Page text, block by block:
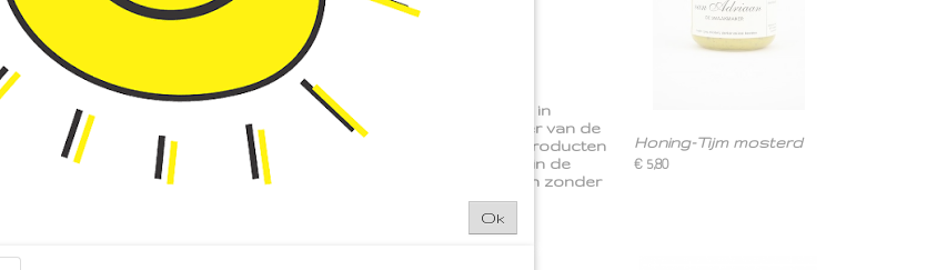
https://www.limburgsgeschenk.nl/berichten/
Wist u dat
Adriaan de Smaakmaker is al sinds 1985 aan de St. Pieterstraat 36 in
Maastricht te vinden. De naam van de eerste eigenaar en oprichter van de
winkel is, hoe kan het ook anders, Adriaan. De bereiding van alle producten
door de huidige eigenaren James en Angeliek vindt plaats achter in de
winkel, op ambachtelijke wijze met alleen natuurlijke ingrediënten en zonder
Honing-Tijm mosterd
€ 5,80
Ok